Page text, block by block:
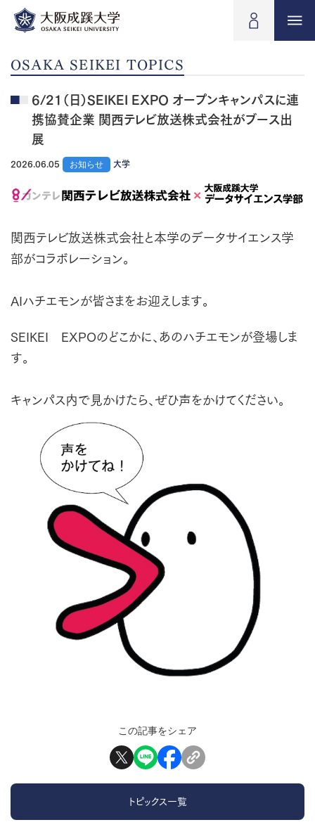
OSAKA SEIKEI TOPICS
6/21（日）SEIKEI EXPO オープンキャンパスに連
携協賛企業 関西テレビ放送株式会社がブース出
展
2026.06.05 お知らせ 大学
関西テレビ放送株式会社と本学のデータサイエンス学
部がコラボレーション。
AIハチエモンが皆さまをお迎えします。
SEIKEI EXPOのどこかに、あのハチエモンが登場しま
す。
キャンパス内で見かけたら、ぜひ声をかけてください。
この記事をシェア
トピックス一覧